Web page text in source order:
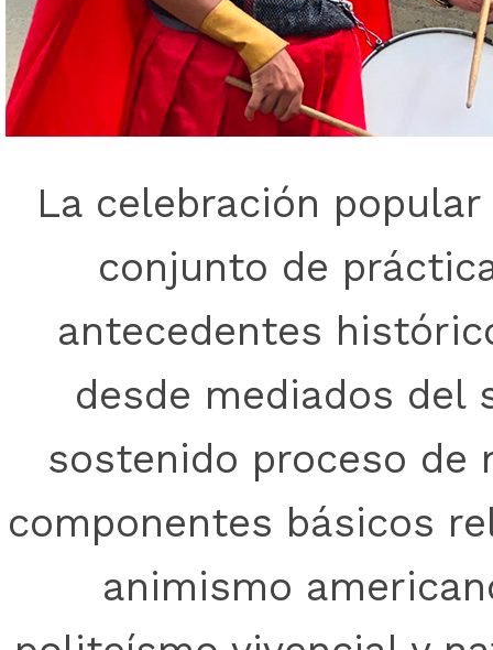
La celebración
conjunto de
antecedentes
desde mediados del
sostenido proceso de
componentes básicos
animismo